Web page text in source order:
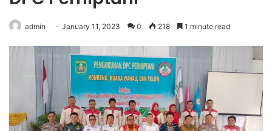
admin January 11, 2023 0 218 1 minute read